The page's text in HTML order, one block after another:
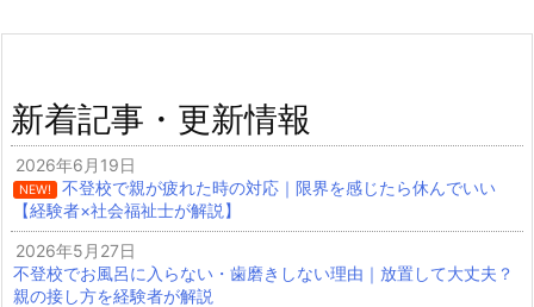
検索
新着記事・更新情報
2026年6月19日
NEW!
不登校で親が疲れた時の対応｜限界を感じたら休んでいい
【経験者×社会福祉士が解説】
2026年5月27日
不登校でお風呂に入らない・歯磨きしない理由｜放置して大丈夫？
親の接し方を経験者が解説